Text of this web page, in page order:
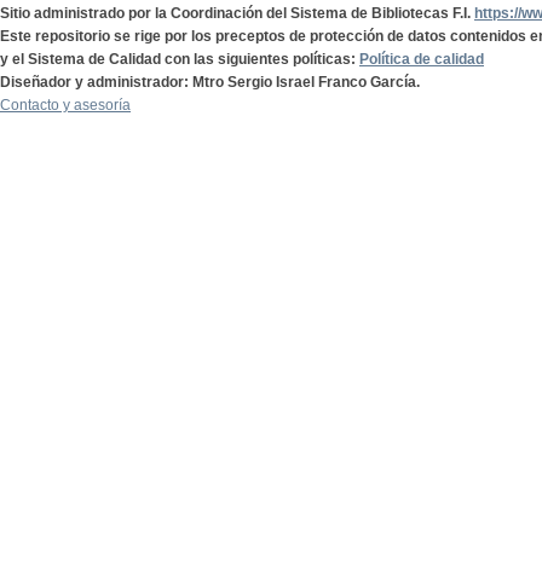
Sitio administrado por la Coordinación del Sistema de Bibliotecas F.I. https://
Este repositorio se rige por los preceptos de protección de datos contenidos
y el Sistema de Calidad con las siguientes políticas: Política de calidad
Diseñador y administrador: Mtro Sergio Israel Franco García.
Contacto y asesoría